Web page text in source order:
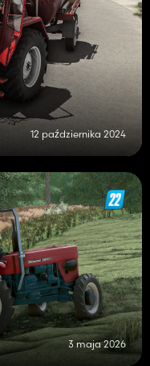
12 października 2024
3 maja 2026